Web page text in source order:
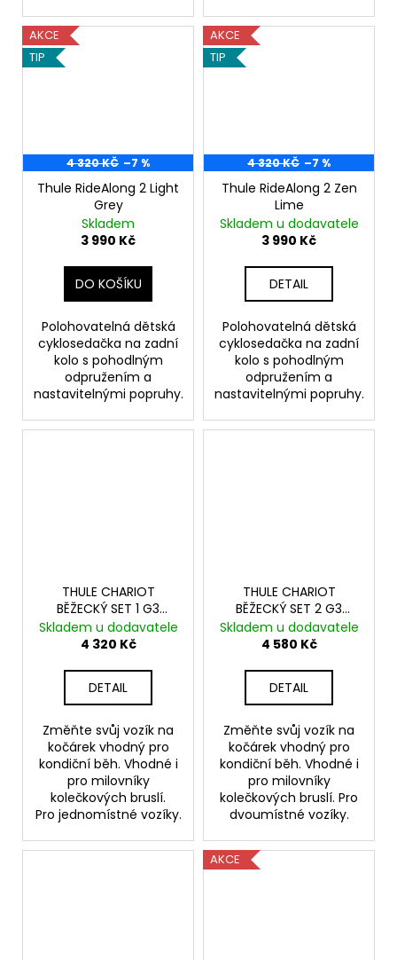
AKCE
TIP
4 320 KČ –7 %
Thule RideAlong 2 Light
Grey
Skladem
3 990 Kč
DO KOŠÍKU
Polohovatelná dětská
cyklosedačka na zadní
kolo s pohodlným
odpružením a
nastavitelnými popruhy.
AKCE
TIP
4 320 KČ –7 %
Thule RideAlong 2 Zen
Lime
Skladem u dodavatele
3 990 Kč
DETAIL
Polohovatelná dětská
cyklosedačka na zadní
kolo s pohodlným
odpružením a
nastavitelnými popruhy.
THULE CHARIOT
BĚŽECKÝ SET 1 G3
2024+
Skladem u dodavatele
4 320 Kč
DETAIL
Změňte svůj vozík na
kočárek vhodný pro
kondiční běh. Vhodné i
pro milovníky
kolečkových bruslí.
Pro jednomístné vozíky.
THULE CHARIOT
BĚŽECKÝ SET 2 G3
2024+
Skladem u dodavatele
4 580 Kč
DETAIL
Změňte svůj vozík na
kočárek vhodný pro
kondiční běh. Vhodné i
pro milovníky
kolečkových bruslí. Pro
dvoumístné vozíky.
AKCE